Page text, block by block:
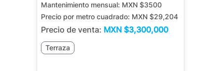
Mantenimiento mensual: MXN $3500
Precio por metro cuadrado: MXN $29,204
Precio de venta: MXN $3,300,000
Terraza